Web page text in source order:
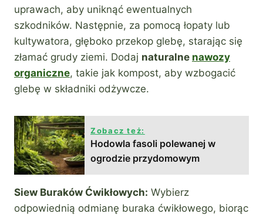
uprawach, aby uniknąć ewentualnych
szkodników. Następnie, za pomocą łopaty lub
kultywatora, głęboko przekop glebę, starając się
złamać grudy ziemi. Dodaj naturalne nawozy
organiczne, takie jak kompost, aby wzbogacić
glebę w składniki odżywcze.
Zobacz też:
Hodowla fasoli polewanej w
ogrodzie przydomowym
Siew Buraków Ćwikłowych: Wybierz
odpowiednią odmianę buraka ćwikłowego, biorąc